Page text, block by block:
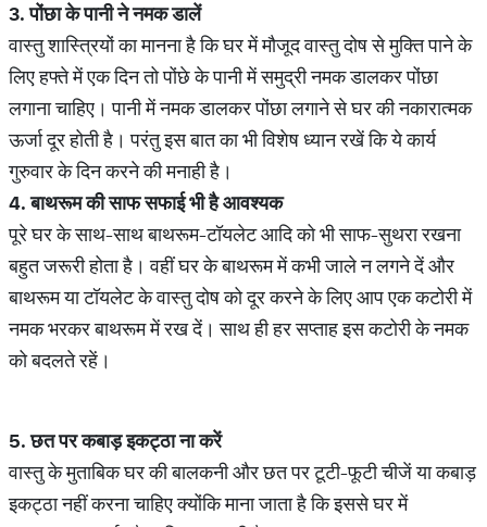
3.पोंछाकेपानीनेनमकडालें
वास्तु शास्त्रियों का मानना है कि घर में मौजूद वास्तु दोष से मुक्ति पाने के
लिए हफ्ते में एक दिन तो पोंछे के पानी में समुद्री नमक डालकर पोंछा
लगाना चाहिए। पानी में नमक डालकर पोंछा लगाने से घर की नकारात्मक
ऊर्जा दूर होती है। परंतु इस बात का भी विशेष ध्यान रखें कि ये कार्य
गुरुवार के दिन करने की मनाही है।
4.बाथरूमकीसाफसफाईभीहैआवश्यक
पूरे घर के साथ-साथ बाथरूम-टॉयलेट आदि को भी साफ-सुथरा रखना
बहुत जरूरी होता है। वहीं घर के बाथरूम में कभी जाले न लगने दें और
बाथरूम या टॉयलेट के वास्तु दोष को दूर करने के लिए आप एक कटोरी में
नमक भरकर बाथरूम में रख दें। साथ ही हर सप्ताह इस कटोरी के नमक
को बदलते रहें।
5.छतपरकबाड़इकट्ठानाकरें
वास्तु के मुताबिक घर की बालकनी और छत पर टूटी-फूटी चीजें या कबाड़
इकट्ठा नहीं करना चाहिए क्योंकि माना जाता है कि इससे घर में